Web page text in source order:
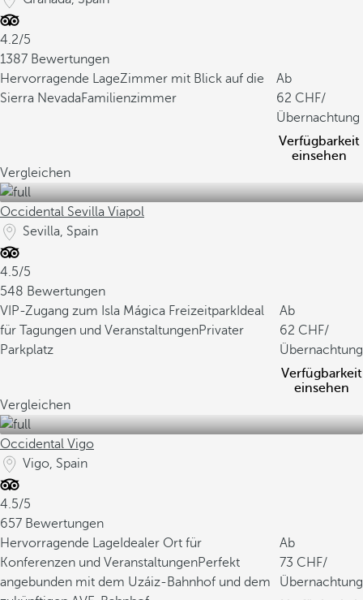
4.2/5
1387 Bewertungen
Hervorragende LageZimmer mit Blick auf die
Sierra NevadaFamilienzimmer
Ab
62
/
Übernachtung
Verfügbarkeit
einsehen
Vergleichen
Occidental Sevilla Viapol
Sevilla, Spain
4.5/5
548 Bewertungen
VIP-Zugang zum Isla Mágica Freizeitpark Ideal
für Tagungen und VeranstaltungenPrivater
Parkplatz
Ab
62
/
Übernachtung
Verfügbarkeit
einsehen
Vergleichen
Occidental Vigo
Vigo, Spain
4.5/5
657 Bewertungen
Hervorragende Lage Idealer Ort für
Konferenzen und VeranstaltungenPerfekt
angebunden mit dem Uzáiz-Bahnhof und dem
Ab
73
/
Übernachtung